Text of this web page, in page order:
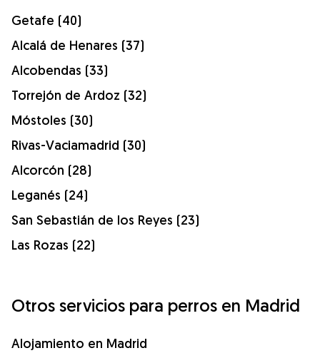
Getafe (40)
Alcalá de Henares (37)
Alcobendas (33)
Torrejón de Ardoz (32)
Móstoles (30)
Rivas-Vaciamadrid (30)
Alcorcón (28)
Leganés (24)
San Sebastián de los Reyes (23)
Las Rozas (22)
Otros servicios para perros en Madrid
Alojamiento en Madrid